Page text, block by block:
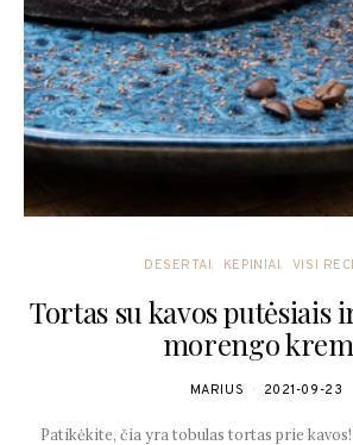
DESERTAI KEPINIAI VISI
Tortas su kavos putėsiais
morengo
MARIUS 2021-09-23
Patikėkite, čia yra tobulas tortas prie